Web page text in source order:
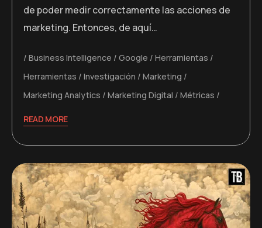
de poder medir correctamente las acciones de
marketing. Entonces, de aquí…
Business Intelligence Google
Herramientas
Herramientas
Investigación
Marketing
Marketing Analytics
Marketing Digital Métricas
READ MORE